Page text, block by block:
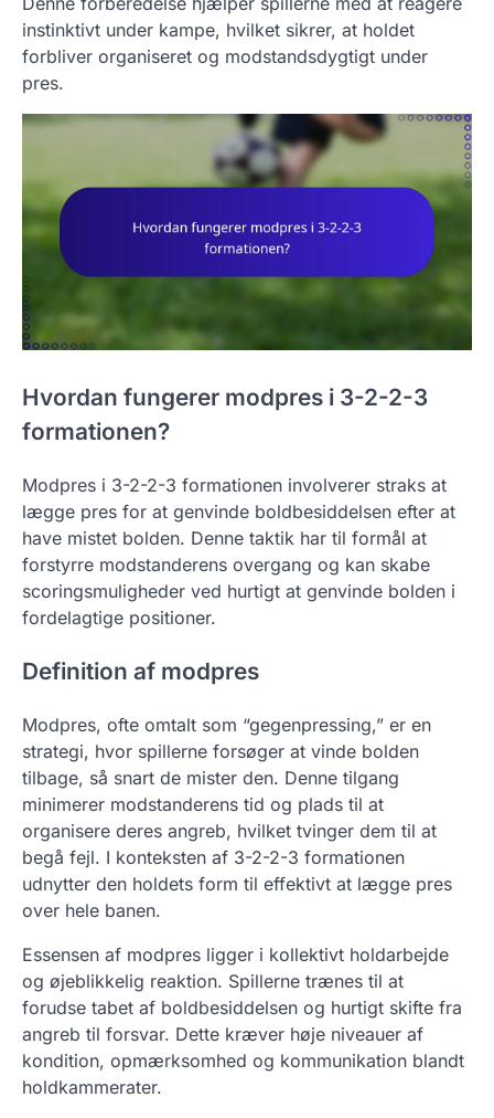
instinktivt under kampe, hvilket sikrer, at holdet
forbliver organiseret og modstandsdygtigt under
pres.
Hvordan fungerer modpres i 3-2-2-3
formationen?
Modpres i 3-2-2-3 formationen involverer straks at
lægge pres for at genvinde boldbesiddelsen efter at
have mistet bolden. Denne taktik har til formål at
forstyrre modstanderens overgang og kan skabe
scoringsmuligheder ved hurtigt at genvinde bolden i
fordelagtige positioner.
Definition af modpres
Modpres, ofte omtalt som “gegenpressing,” er en
strategi, hvor spillerne forsøger at vinde bolden
tilbage, så snart de mister den. Denne tilgang
minimerer modstanderens tid og plads til at
organisere deres angreb, hvilket tvinger dem til at
begå fejl. I konteksten af 3-2-2-3 formationen
udnytter den holdets form til effektivt at lægge pres
over hele banen.
Essensen af modpres ligger i kollektivt holdarbejde
og øjeblikkelig reaktion. Spillerne trænes til at
forudse tabet af boldbesiddelsen og hurtigt skifte fra
angreb til forsvar. Dette kræver høje niveauer af
kondition, opmærksomhed og kommunikation blandt
holdkammerater.